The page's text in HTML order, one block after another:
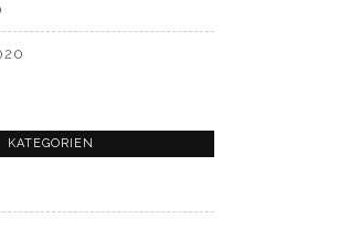
KATEGORIEN